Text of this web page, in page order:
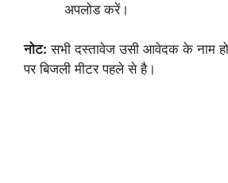
अपलोड करें।
नोट: सभी दस्तावेज उसी आवेदक के नाम
पर बिजली मीटर पहले से है।